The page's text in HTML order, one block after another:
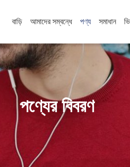
বাড়ি আমাদের সম্বন্ধে পণ্য সমাধান
পণ্যের বিবরণ